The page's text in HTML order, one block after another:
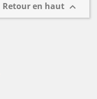
Retour en haut 